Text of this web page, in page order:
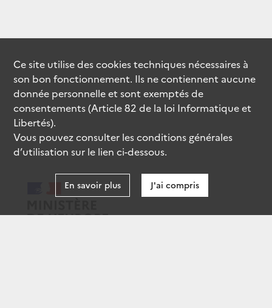
Ce site utilise descookiestechniques nécessaires à
son bon fonctionnement. Ils ne contiennent aucune
donnée personnelle et sont exemptés de
consentements (Article 82 de la loi Informatique et
Libertés).
Vous pouvez consulter les conditions générales
d’utilisation sur le lien ci-dessous.
En savoir plus J'ai compris